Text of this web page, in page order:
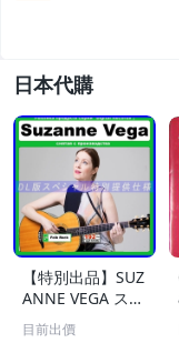
日本代購
【特別出品】SUZ
ANNE VEGA スザ
ンヌ・ヴェガ 精
目前出價